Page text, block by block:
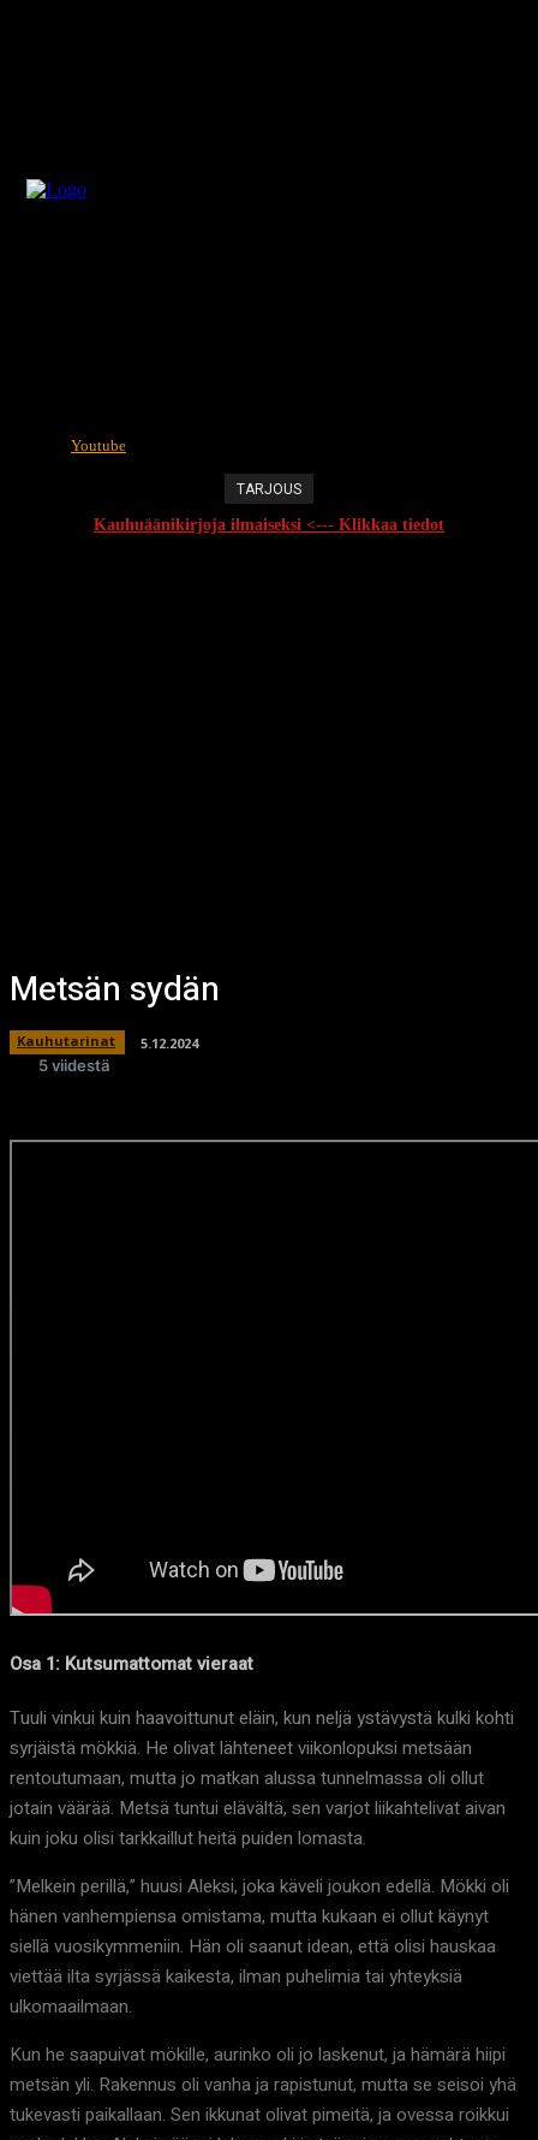
Youtube
TARJOUS
Kauhuäänikirjoja ilmaiseksi <--- Klikkaa tiedot
Metsän sydän
Kauhutarinat 5.12.2024
5 viidestä
Osa 1: Kutsumattomat vieraat
Tuuli vinkui kuin haavoittunut eläin, kun neljä ystävystä kulki kohti
syrjäistä mökkiä. He olivat lähteneet viikonlopuksi metsään
rentoutumaan, mutta jo matkan alussa tunnelmassa oli ollut
jotain väärää. Metsä tuntui elävältä, sen varjot liikahtelivat aivan
kuin joku olisi tarkkaillut heitä puiden lomasta.
”Melkein perillä,” huusi Aleksi, joka käveli joukon edellä. Mökki oli
hänen vanhempiensa omistama, mutta kukaan ei ollut käynyt
siellä vuosikymmeniin. Hän oli saanut idean, että olisi hauskaa
viettää ilta syrjässä kaikesta, ilman puhelimia tai yhteyksiä
ulkomaailmaan.
Kun he saapuivat mökille, aurinko oli jo laskenut, ja hämärä hiipi
metsän yli. Rakennus oli vanha ja rapistunut, mutta se seisoi yhä
tukevasti paikallaan. Sen ikkunat olivat pimeitä, ja ovessa roikkui